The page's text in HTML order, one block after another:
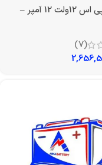
باتری یو پی اس 12ولت 12 آمپر –
(7)